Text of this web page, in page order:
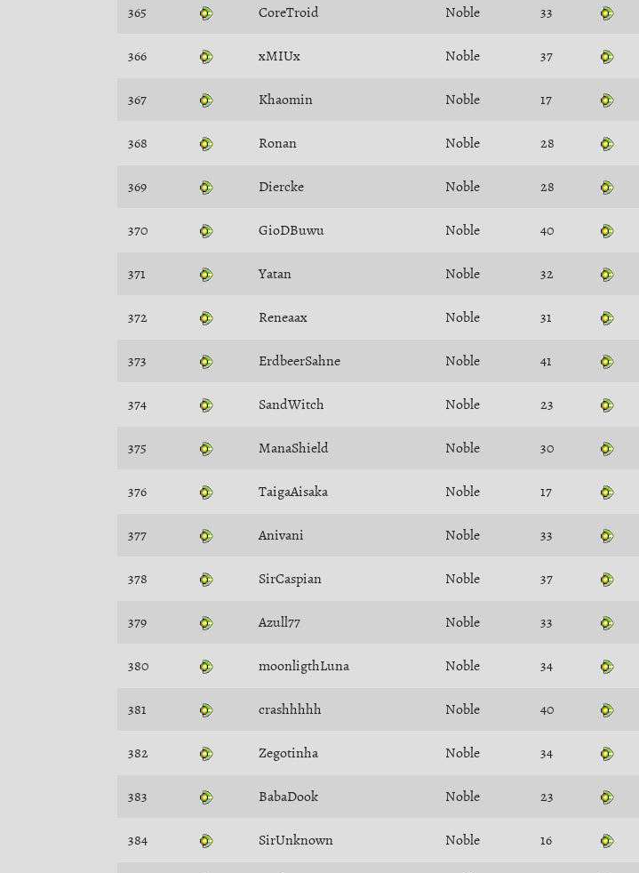
365 CoreTroid Noble 33
366 xMIUx Noble 37
367 Khaomin Noble 17
368 Ronan Noble 28
369 Diercke Noble 28
370 GioDBuwu Noble 40
371 Yatan Noble 32
372 Reneaax Noble 31
373 ErdbeerSahne Noble 41
374 SandWitch Noble 23
375 ManaShield Noble 30
376 TaigaAisaka Noble 17
377 Anivani Noble 33
378 SirCaspian Noble 37
379 Azull77 Noble 33
380 moonligthLuna Noble 34
381 crashhhhh Noble 40
382 Zegotinha Noble 34
383 BabaDook Noble 23
384 SirUnknown Noble 16